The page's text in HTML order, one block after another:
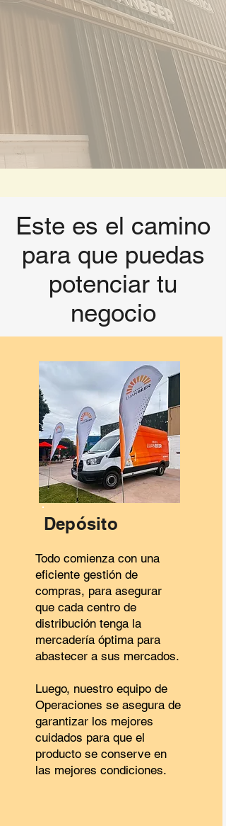
Este es el camino
para que puedas
potenciar tu
negocio
Depósito
Todo comienza con una
eficiente gestión de
compras, para asegurar
que cada centro de
distribución tenga la
mercadería óptima para
abastecer a sus mercados.
Luego, nuestro equipo de
Operaciones se asegura de
garantizar los mejores
cuidados para que el
producto se conserve en
las mejores condiciones.